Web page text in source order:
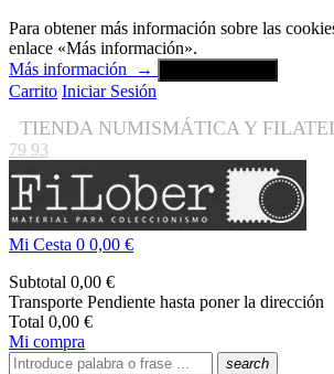
Para obtener más información sobre las
enlace «Más información».
Más información
→
Carrito Iniciar Sesión
TIENDA NUMISMÁTICA Y
79 93
Mi Cesta 0 0,00 €
Subtotal 0,00 €
Transporte Pendiente hasta poner la dirección
Total 0,00 €
Mi compra
search